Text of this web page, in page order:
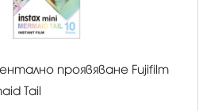
проявяване Fujifilm
Tail